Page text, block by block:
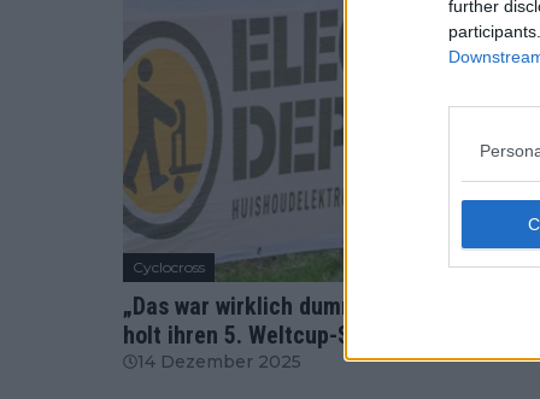
further
Cyclocross
„Das war wirklich dumm“ – Lucinda
holt ihren 5. Weltcup-Sieg in Namur
14 Dezember 2025